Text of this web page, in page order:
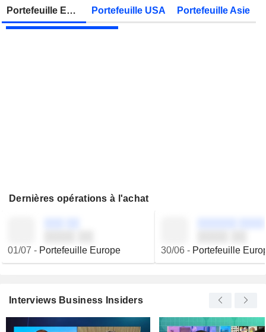
JBS N.V. Publication des résultats - Q2 2026
Portefeuille Europe Portefeuille USA Portefeuille Asie
Dernières opérations à l'achat
01/07 - Portefeuille Europe 30/06- Portefeuille
Interviews Business Insiders